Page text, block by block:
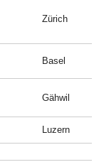
Zürich
Basel
Gähwil
Luzern